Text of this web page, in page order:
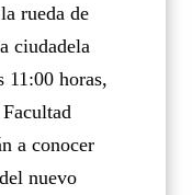
rueda de
ciudadela
11:00 horas,
a conocer
nuevo